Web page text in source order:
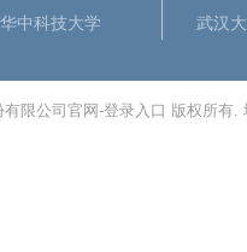
华中科技大学
武汉
有限公司官网-登录入口 版权所